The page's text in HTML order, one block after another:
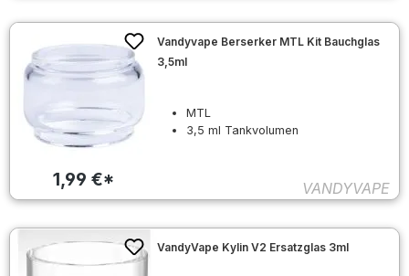
1,99 €*
Vandyvape Berserker MTL Kit Bauchglas
3,5ml
MTL
3,5 ml Tankvolumen
VANDYVAPE
VandyVape Kylin V2 Ersatzglas 3ml